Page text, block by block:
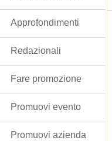
Approfondimenti
Redazionali
Fare promozione
Promuovi evento
Promuovi azienda